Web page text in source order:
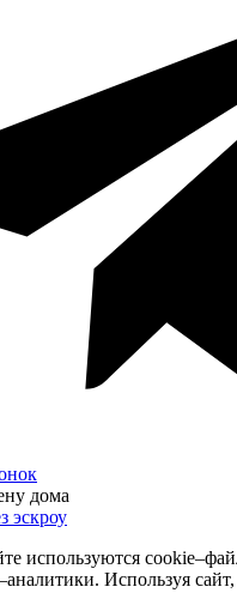
дома
эскроу
используются
Используя